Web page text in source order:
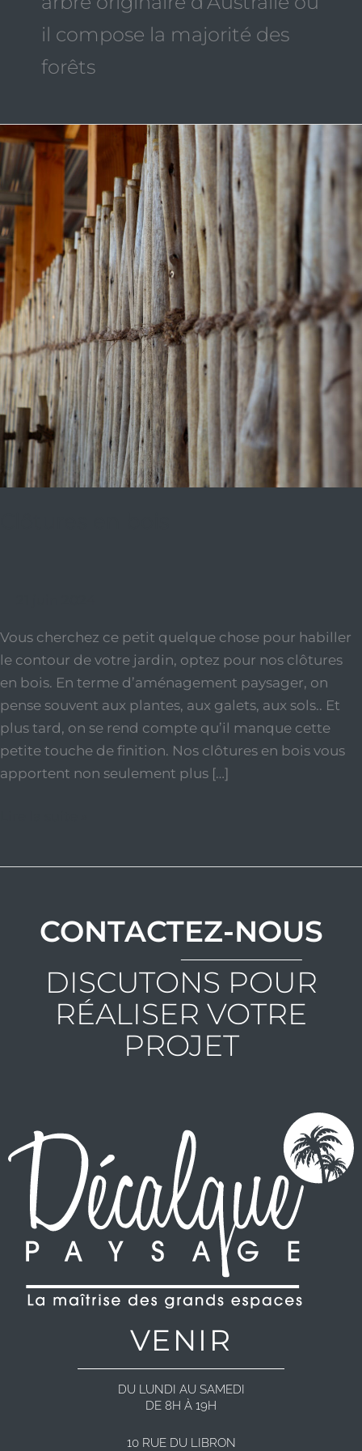
il compose la majorité des
forêts
Vous cherchez ce petit quelque chose pour habiller
le contour de votre jardin, optez pour nos clôtures
en bois. En terme d’aménagement paysager, on
pense souvent aux plantes, aux galets, aux sols.. Et
plus tard, on se rend compte qu’il manque cette
petite touche de finition. Nos clôtures en bois vous
apportent non seulement plus […]
Clôtures
en
bois
CONTACTEZ-NOUS
DISCUTONS POUR
RÉALISER VOTRE
PROJET
VENIR
DU LUNDI AU SAMEDI
DE 8H À 19H
10 RUE DU LIBRON